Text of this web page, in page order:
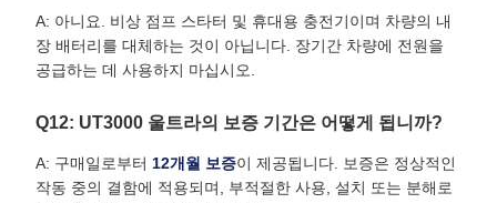
A: 아니요. 비상 점프 스타터 및 휴대용 충전기이며 차량의 내
장 배터리를 대체하는 것이 아닙니다. 장기간 차량에 전원을
공급하는 데 사용하지 마십시오.
Q12: UT3000 울트라의 보증 기간은 어떻게 됩니까?
A: 구매일로부터 12개월 보증이 제공됩니다. 보증은 정상적인
작동 중의 결함에 적용되며, 부적절한 사용, 설치 또는 분해로